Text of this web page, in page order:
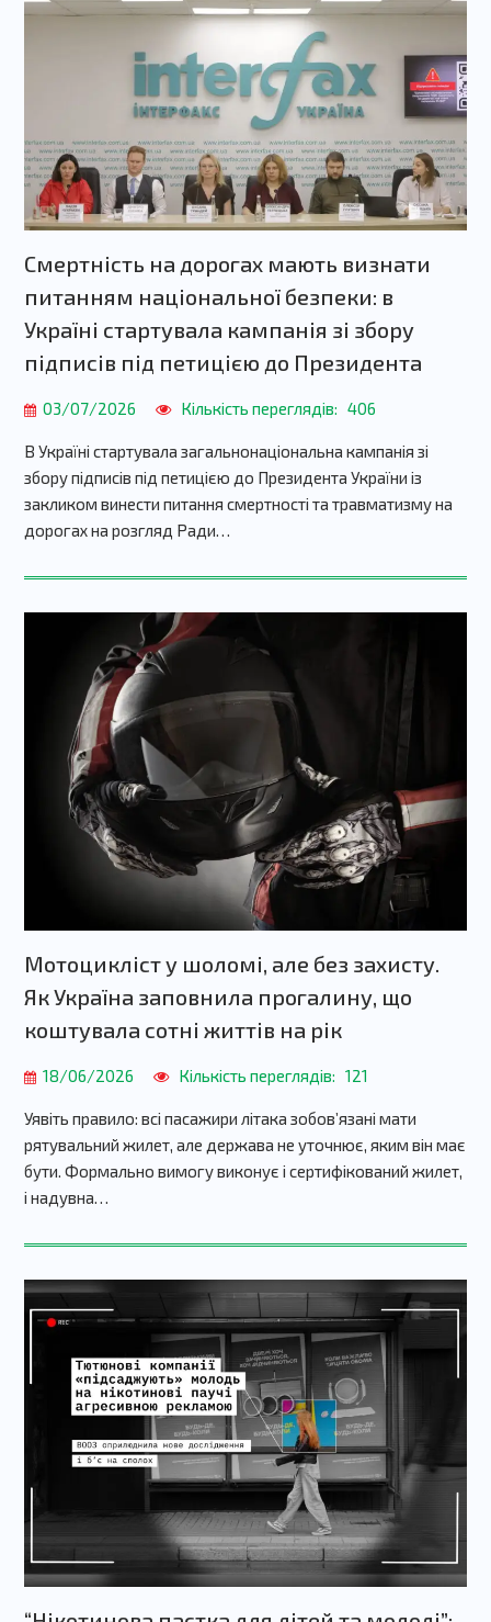
Смертність на дорогах мають визнати
питанням національної безпеки: в
Україні стартувала кампанія зі збору
підписів під петицією до Президента
03/07/2026 Кількість переглядів: 406
В Україні стартувала загальнонаціональна кампанія зі
збору підписів під петицією до Президента України із
закликом винести питання смертності та травматизму на
дорогах на розгляд Ради…
Мотоцикліст у шоломі, але без захисту.
Як Україна заповнила прогалину, що
коштувала сотні життів на рік
18/06/2026 Кількість переглядів: 121
Уявіть правило: всі пасажири літака зобов’язані мати
рятувальний жилет, але держава не уточнює, яким він має
бути. Формально вимогу виконує і сертифікований жилет,
і надувна…